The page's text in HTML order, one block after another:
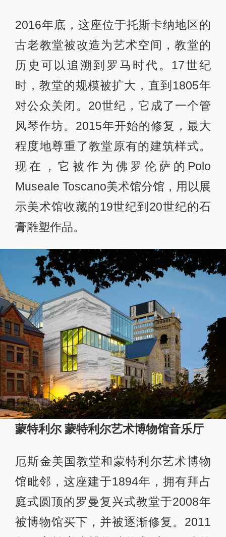
2016年底，这座位于托斯卡纳地区的
古老教堂被改造为艺术空间，教堂的
历史可以追溯到罗马时代。17世纪
时，教堂的规模被扩大，直到1805年
对公众关闭。20世纪，它成了一个管
风琴作坊。2015年开始的修复，最大
程度地尊重了教堂原有的建筑样式。
现在，它被作为佛罗伦萨的Polo
Museale Toscano美术馆分馆，用以展
示美术馆收藏的19世纪到20世纪的石
膏雕塑作品。
蒙特利尔 蒙特利尔艺术博物馆音乐厅
厄斯金美国教堂和蒙特利尔艺术博物
馆毗邻，这座建于1894年，拥有拜占
庭式圆顶的罗曼复兴式教堂于2008年
被博物馆买下，并被逐渐修复。2011